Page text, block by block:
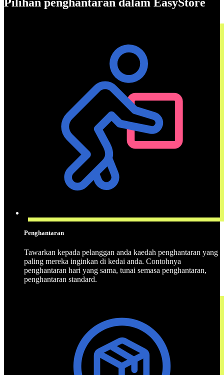
Pilihan penghantaran dalam EasyStore
Penghantaran
Tawarkan kepada pelanggan anda kaedah penghantaran yang
paling mereka inginkan di kedai anda. Contohnya
penghantaran hari yang sama, tunai semasa penghantaran,
penghantaran standard.